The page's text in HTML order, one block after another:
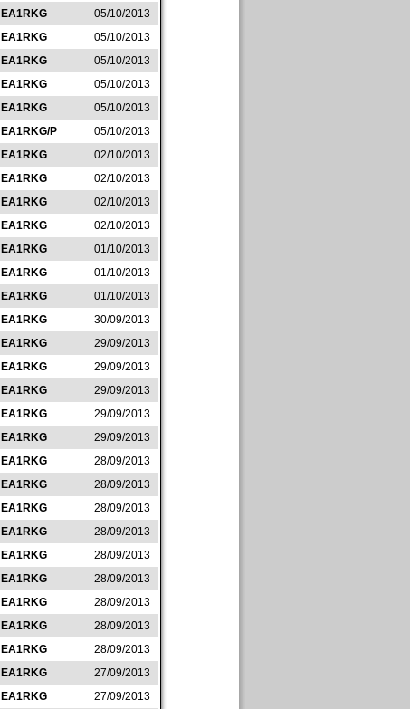
EA1RKG
05/10/2013
EA1RKG
05/10/2013
EA1RKG
05/10/2013
EA1RKG
05/10/2013
EA1RKG
05/10/2013
EA1RKG/P
05/10/2013
EA1RKG
02/10/2013
EA1RKG
02/10/2013
EA1RKG
02/10/2013
EA1RKG
02/10/2013
EA1RKG
01/10/2013
EA1RKG
01/10/2013
EA1RKG
01/10/2013
EA1RKG
30/09/2013
EA1RKG
29/09/2013
EA1RKG
29/09/2013
EA1RKG
29/09/2013
EA1RKG
29/09/2013
EA1RKG
29/09/2013
EA1RKG
28/09/2013
EA1RKG
28/09/2013
EA1RKG
28/09/2013
EA1RKG
28/09/2013
EA1RKG
28/09/2013
EA1RKG
28/09/2013
EA1RKG
28/09/2013
EA1RKG
28/09/2013
EA1RKG
28/09/2013
EA1RKG
27/09/2013
EA1RKG
27/09/2013